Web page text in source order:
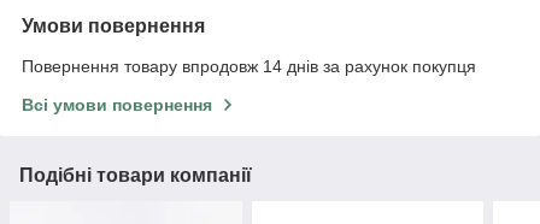
Умови повернення
Повернення товару впродовж 14 днів за рахунок покупця
Всі умови повернення
Подібні товари компанії